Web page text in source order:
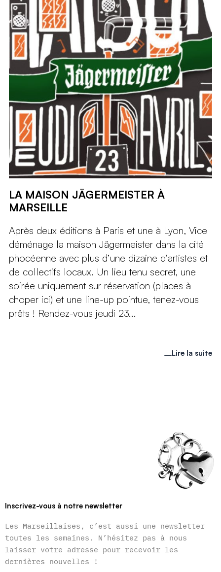
LA MAISON JÄGERMEISTER À
MARSEILLE
Après deux éditions à Paris et une à Lyon, Vice
déménage la maison Jägermeister dans la cité
phocéenne avec plus d’une dizaine d’artistes et
de collectifs locaux. Un lieu tenu secret, une
soirée uniquement sur réservation (places à
choper ici) et une line-up pointue, tenez-vous
prêts ! Rendez-vous jeudi 23...
Lire la suite
Inscrivez-vous à notre newsletter
Les Marseillaises, c’est aussi une newsletter
toutes les semaines. N’hésitez pas à nous
laisser votre adresse pour recevoir les
dernières nouvelles !